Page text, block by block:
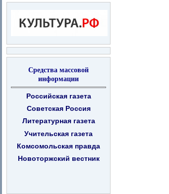
Средства массовой
информации
Российская газета
Советская Россия
Литературная газета
Учительская газета
Комсомольская правда
Новоторжский вестник